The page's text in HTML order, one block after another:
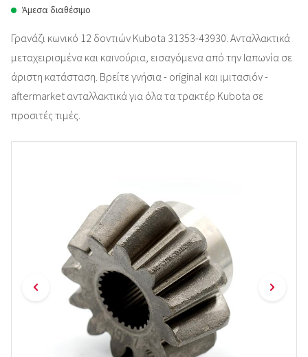
Άμεσα διαθέσιμο
Γρανάζι κωνικό 12 δοντιών Kubota 31353-43930. Ανταλλακτικά
μεταχειρισμένα και καινούρια, εισαγόμενα από την Ιαπωνία σε
άριστη κατάσταση. Βρείτε γνήσια - original και ιμιτασιόν -
aftermarket ανταλλακτικά για όλα τα τρακτέρ Kubota σε
προσιτές τιμές.